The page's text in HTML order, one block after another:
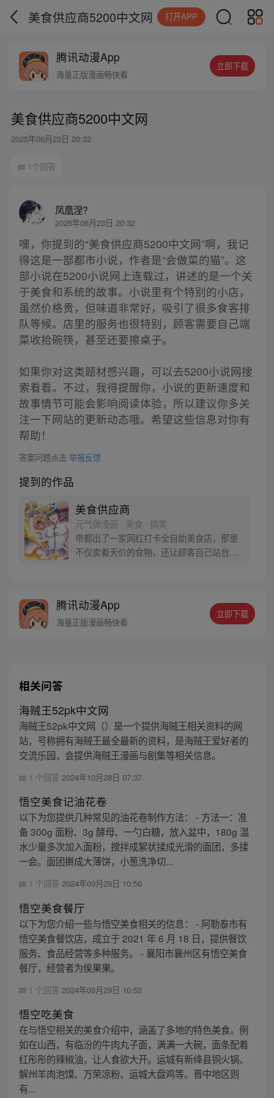
美食供应商5200中文网 打开APP
腾讯动漫App
海量正版漫画畅快看
立即下载
美食供应商5200中文网
2025年06月23日 20:32
1个回答
凤凰涅?
2025年06月23日 20:32
嘿，你提到的“美食供应商5200中文网”啊，我记
得这是一部都市小说，作者是“会做菜的猫”。这
部小说在5200小说网上连载过，讲述的是一个关
于美食和系统的故事。小说里有个特别的小店，
虽然价格贵，但味道非常好，吸引了很多食客排
队等候。店里的服务也很特别，顾客需要自己端
菜收拾碗筷，甚至还要擦桌子。
如果你对这类题材感兴趣，可以去5200小说网搜
索看看。不过，我得提醒你，小说的更新速度和
故事情节可能会影响阅读体验，所以建议你多关
注一下网站的更新动态哦。希望这些信息对你有
帮助！
答案问题点击 举报反馈
提到的作品
美食供应商
元气弹漫画 · 美食 · 搞笑
帝都出了一家网红打卡全自助美食店，那里
不仅卖着天价的食物，还让顾客自己站台，
美食供应商 每周三更新，敬请期待。
腾讯动漫App
海量正版漫画畅快看
立即下载
相关问答
海贼王52pk中文网
海贼王52pk中文网（）是一个提供海贼王相关资料的网
站，号称拥有海贼王最全最新的资料，是海贼王爱好者的
交流乐园，会提供海贼王漫画与剧集等相关信息。
1 个回答 2024年10月28日 07:37
悟空美食记油花卷
以下为您提供几种常见的油花卷制作方法： - 方法一：准
备 300g 面粉、3g 酵母、一勺白糖，放入盆中，180g 温
水少量多次加入面粉，搅拌成絮状揉成光滑的面团，多揉
一会。面团擀成大薄饼，小葱洗净切...
1 个回答 2024年09月29日 10:56
悟空美食餐厅
以下为您介绍一些与悟空美食相关的信息： - 阿勒泰市有
悟空美食餐饮店，成立于 2021 年 6 月 18 日，提供餐饮
服务、食品经营等多种服务。 - 襄阳市襄州区有悟空美食
餐厅，经营者为侯果果。
1 个回答 2024年09月29日 10:53
悟空吃美食
在与悟空相关的美食介绍中，涵盖了多地的特色美食。例
如在山西，有临汾的牛肉丸子面，满满一大碗，面条配着
红彤彤的辣椒油，让人食欲大开。运城有新绛县铜火锅、
解州羊肉泡馍、万荣凉粉、运城大盘鸡等。晋中地区则
有...